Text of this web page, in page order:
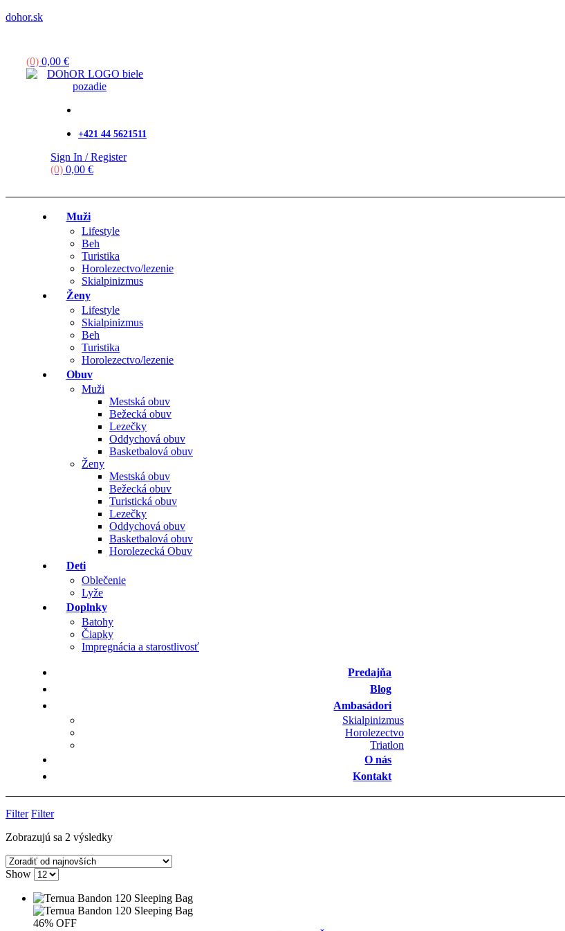
dohor.sk
Menu
(0) 0,00 €
+421 44 5621511
Sign In / Register
(0) 0,00 €
Muži
Lifestyle
Beh
Turistika
Horolezectvo/lezenie
Skialpinizmus
Ženy
Lifestyle
Skialpinizmus
Beh
Turistika
Horolezectvo/lezenie
Obuv
Muži
Mestská obuv
Bežecká obuv
Lezečky
Oddychová obuv
Basketbalová obuv
Ženy
Mestská obuv
Bežecká obuv
Turistická obuv
Lezečky
Oddychová obuv
Basketbalová obuv
Horolezecká Obuv
Deti
Oblečenie
Lyže
Doplnky
Batohy
Čiapky
Impregnácia a starostlivosť
Predajňa
Blog
Ambasádori
Skialpinizmus
Horolezectvo
Triatlon
O nás
Kontakt
Filter Filter
Zobrazujú sa 2 výsledkyZoradené
Show
46% OFF